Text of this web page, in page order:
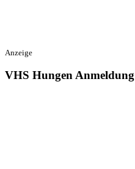
Anzeige
VHS Hungen Anmeldung